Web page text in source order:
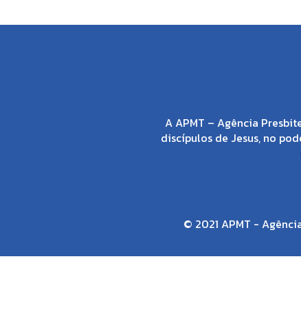
A APMT – Agência
discípulos de Jesus, no
© 2021 APMT -